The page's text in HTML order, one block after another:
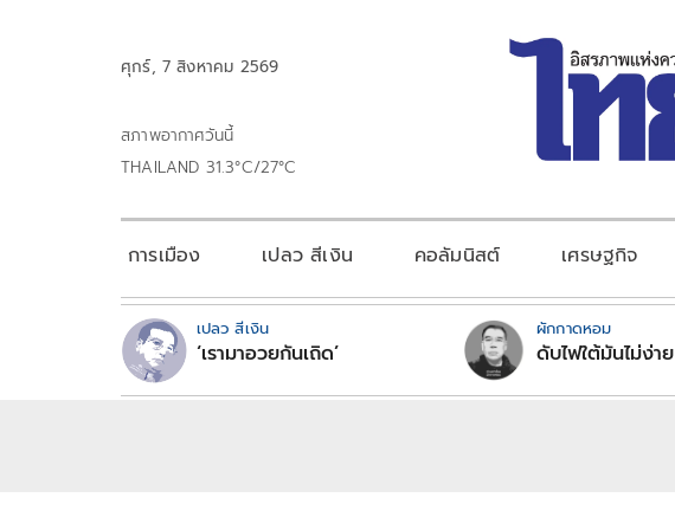
ศุกร์, 7 สิงหาคม 2569
สภาพอากาศวันนี้
THAILAND 31.3°C/27°C
การเมือง เปลว สีเงิน คอลัมนิสต์ เศรษฐกิจ
เปลว สีเงิน
‘เรามาอวยกันเถิด’
ผักกาดหอม
ดับไฟใต้มันไม่ง่าย